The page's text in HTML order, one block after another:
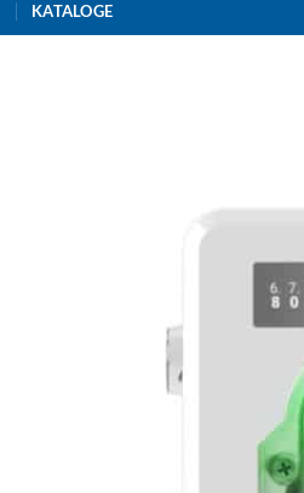
KATALOGE